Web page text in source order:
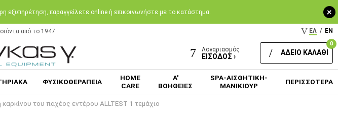
+
εξυπηρέτηση, παραγγείλετε online ή επικοινωνήστε με το κατάστημα.
από το 1947 ΕΛ / EN
Λογαριασμός
ΕΙΣΟΔΟΣ ›
0
ΑΔΕΙΟ ΚΑΛΑΘΙ
ΦΥΣΙΚΟΘΕΡΑΠΕΙΑ
HOME
CARE
Α'
ΒΟΗΘΕΙΕΣ
SPA-ΑΙΣΘΗΤΙΚΗ-
ΜΑΝΙΚΙΟΥΡ
ΠΕΡΙΣΣΟΤΕΡΑ
του παχέος εντέρου ALLTEST 1 τεμάχιο